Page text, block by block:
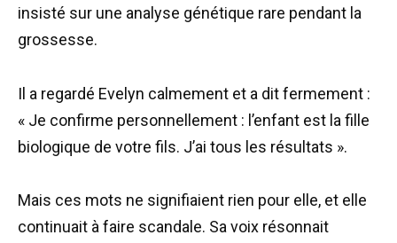
insisté sur une analyse génétique rare pendant la
grossesse.
Il a regardé Evelyn calmement et a dit fermement :
« Je confirme personnellement : l’enfant est la fille
biologique de votre fils. J’ai tous les résultats ».
Mais ces mots ne signifiaient rien pour elle, et elle
continuait à faire scandale. Sa voix résonnait